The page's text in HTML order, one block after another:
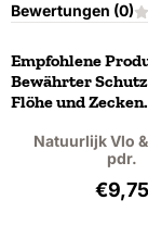
Bewertungen (0)
Empfohlene
Bewährter
Flöhe und Zecken.
Natuurlijk Vlo
pdr.
€9,75